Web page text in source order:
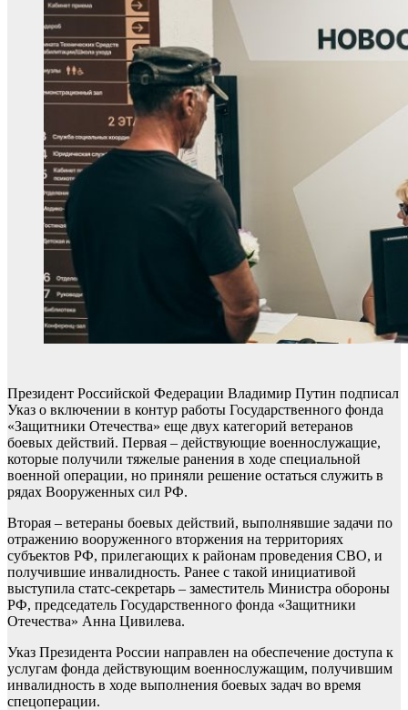
Президент Российской Федерации Владимир Путин подписал
Указ о включении в контур работы Государственного фонда
«Защитники Отечества» еще двух категорий ветеранов
боевых действий. Первая – действующие военнослужащие,
которые получили тяжелые ранения в ходе специальной
военной операции, но приняли решение остаться служить в
рядах Вооруженных сил РФ.
Вторая – ветераны боевых действий, выполнявшие задачи по
отражению вооруженного вторжения на территориях
субъектов РФ, прилегающих к районам проведения СВО, и
получившие инвалидность. Ранее с такой инициативой
выступила статс-секретарь – заместитель Министра обороны
РФ, председатель Государственного фонда «Защитники
Отечества» Анна Цивилева.
Указ Президента России направлен на обеспечение доступа к
услугам фонда действующим военнослужащим, получившим
инвалидность в ходе выполнения боевых задач во время
спецоперации.